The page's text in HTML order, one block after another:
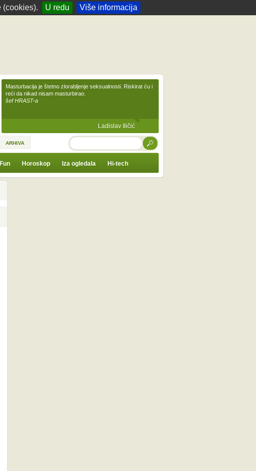
(cookies). U redu Više informacija
Masturbacija je štetno zlorabljenje seksualnosti. Riskirat ću i
reći da nikad nisam masturbirao.
šef HRAST-a
Ladislav Iličić
ARHIVA TRAŽI
Fun Horoskop Iza ogledala Hi-tech